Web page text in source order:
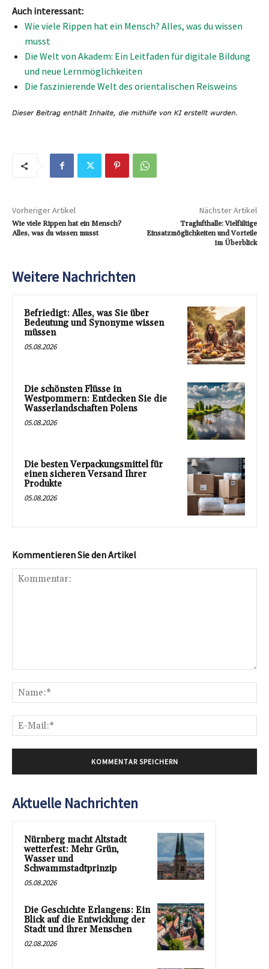
Auch interessant:
Wie viele Rippen hat ein Mensch? Alles, was du wissen
musst
Die Welt von Akadem: Ein Leitfaden für digitale Bildung
und neue Lernmöglichkeiten
Die faszinierende Welt des orientalischen Reisweins
Vorheriger Artikel
Wie viele Rippen hat ein Mensch?
Alles, was du wissen musst
Nächster Artikel
Traglufthalle: Vielfältige
Einsatzmöglichkeiten und Vorteile
im Überblick
Weitere Nachrichten
Befriedigt: Alles, was Sie über
Bedeutung und Synonyme wissen
müssen
05.08.2026
Die schönsten Flüsse in
Westpommern: Entdecken Sie die
Wasserlandschaften Polens
05.08.2026
Die besten Verpackungsmittel für
einen sicheren Versand Ihrer
Produkte
05.08.2026
Kommentieren Sie den Artikel
Aktuelle Nachrichten
Nürnberg macht Altstadt
wetterfest: Mehr Grün,
Wasser und
Schwammstadtprinzip
05.08.2026
Die Geschichte Erlangens: Ein
Blick auf die Entwicklung der
Stadt und ihrer Menschen
02.08.2026